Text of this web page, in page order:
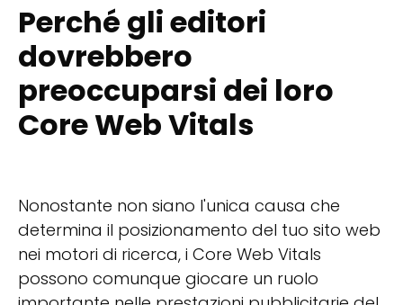
Perché gli editori
dovrebbero
preoccuparsi dei loro
Core Web Vitals
Nonostante non siano l'unica causa che
determina il posizionamento del tuo sito web
nei motori di ricerca, i Core Web Vitals
possono comunque giocare un ruolo